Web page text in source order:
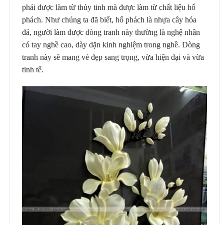
phải được làm từ thủy tinh mà được làm từ chất liệu hổ
phách. Như chúng ta đã biết, hổ phách là nhựa cây hóa
đá, người làm được dòng tranh này thường là nghệ nhân
có tay nghề cao, dày dặn kinh nghiệm trong nghề. Dòng
tranh này sẽ mang vẻ đẹp sang trọng, vừa hiện dại và vừa
tinh tế.